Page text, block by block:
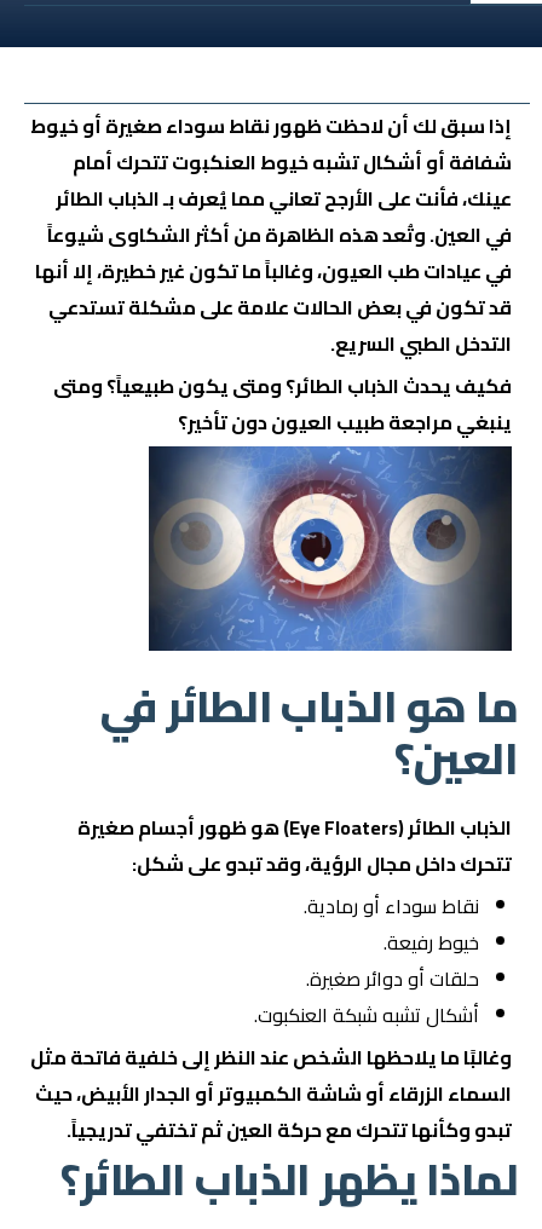
إذا سبق لك أن لاحظت ظهور نقاط سوداء صغيرة أو خيوط
شفافة أو أشكال تشبه خيوط العنكبوت تتحرك أمام
عينك، فأنت على الأرجح تعاني مما يُعرف بـالذباب الطائر
في العين. وتُعد هذه الظاهرة من أكثر الشكاوى شيوعاً
في عيادات طب العيون، وغالباً ما تكون غير خطيرة، إلا أنها
قد تكون في بعض الحالات علامة على مشكلة تستدعي
التدخل الطبي السريع.
فكيف يحدث الذباب الطائر؟ ومتى يكون طبيعياً؟ ومتى
ينبغي مراجعة طبيب العيون دون تأخير؟
ما هو الذباب الطائر في
العين؟
الذباب الطائر (Eye Floaters) هو ظهور أجسام صغيرة
تتحرك داخل مجال الرؤية، وقد تبدو على شكل:
نقاط سوداء أو رمادية.
خيوط رفيعة.
حلقات أو دوائر صغيرة.
أشكال تشبه شبكة العنكبوت.
وغالبًا ما يلاحظها الشخص عند النظر إلى خلفية فاتحة مثل
السماء الزرقاء أو شاشة الكمبيوتر أو الجدار الأبيض، حيث
تبدو وكأنها تتحرك مع حركة العين ثم تختفي تدريجياً.
لماذا يظهر الذباب الطائر؟